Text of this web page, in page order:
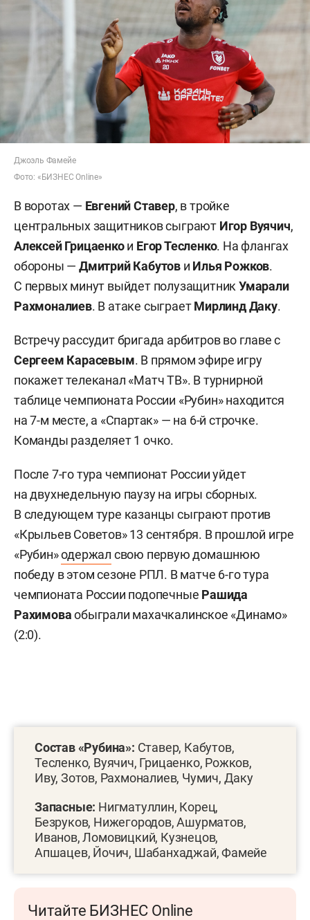
Джоэль Фамейе
Фото: «БИЗНЕС Online»
В воротах — Евгений Ставер, в тройке
центральных защитников сыграют Игор Вуячич,
Алексей Грицаенкои Егор Тесленко. На флангах
обороны —Дмитрий Кабутов и Илья Рожков.
С первых минут выйдет полузащитник Умарали
Рахмоналиев. В атаке сыграетМирлинд Даку.
Встречу рассудит бригада арбитров во главе с
Сергеем Карасевым. В прямом эфире игру
покажет телеканал «Матч ТВ». В турнирной
таблице чемпионата России «Рубин» находится
на 7-м месте, а «Спартак» — на 6-й строчке.
Команды разделяет 1 очко.
После 7-го тура чемпионат России уйдет
на двухнедельную паузу на игры сборных.
В следующем туре казанцы сыграют против
«Крыльев Советов» 13 сентября. В прошлой игре
«Рубин»одержал свою первую домашнюю
победу в этом сезоне РПЛ. В матче 6-го тура
чемпионата России подопечные Рашида
Рахимоваобыграли махачкалинское «Динамо»
(2:0).
Состав «Рубина»: Ставер, Кабутов,
Тесленко, Вуячич, Грицаенко, Рожков,
Иву, Зотов, Рахмоналиев, Чумич, Даку
Запасные: Нигматуллин, Корец,
Безруков, Нижегородов, Ашурматов,
Иванов, Ломовицкий, Кузнецов,
Апшацев, Йочич, Шабанхаджай, Фамейе
Читайте БИЗНЕС Online